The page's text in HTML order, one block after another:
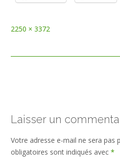
Full
2250 × 3372
Laisser un
Votre adresse e-mail ne sera pas
obligatoires sont indiqués avec *